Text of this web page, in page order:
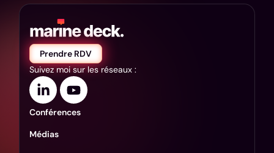
Prendre RDV
Suivez moi sur les réseaux :
Conférences
Médias